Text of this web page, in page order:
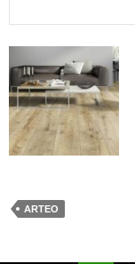
ARTEO